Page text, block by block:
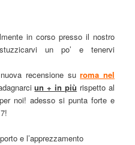
in corso presso il nostro
un po’ e tenervi
recensione suroma nel
un + in più rispetto al
per noi! adesso si punta forte e
e l’apprezzamento